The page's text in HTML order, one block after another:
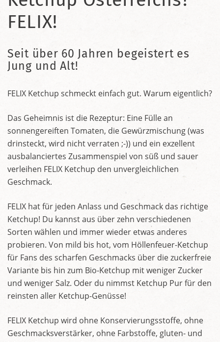
FELIX!
Seit über 60 Jahren begeistert es
Jung und Alt!
FELIX Ketchup schmeckt einfach gut. Warum eigentlich?
Das Geheimnis ist die Rezeptur: Eine Fülle an
sonnengereiften Tomaten, die Gewürzmischung (was
drinsteckt, wird nicht verraten ;-)) und ein exzellent
ausbalanciertes Zusammenspiel von süß und sauer
verleihen FELIX Ketchup den unvergleichlichen
Geschmack.
FELIX hat für jeden Anlass und Geschmack das richtige
Ketchup! Du kannst aus über zehn verschiedenen
Sorten wählen und immer wieder etwas anderes
probieren. Von mild bis hot, vom Höllenfeuer-Ketchup
für Fans des scharfen Geschmacks über die zuckerfreie
Variante bis hin zum Bio-Ketchup mit weniger Zucker
und weniger Salz. Oder du nimmst Ketchup Pur für den
reinsten aller Ketchup-Genüsse!
FELIX Ketchup wird ohne Konservierungsstoffe, ohne
Geschmacksverstärker, ohne Farbstoffe, gluten- und